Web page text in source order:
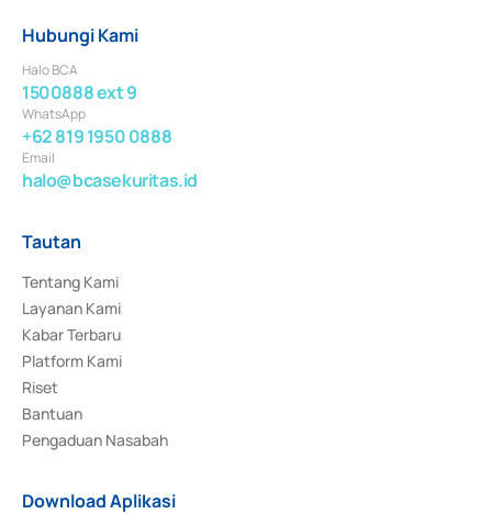
Hubungi Kami
Halo BCA
1500888 ext 9
WhatsApp
+62 819 1950 0888
Email
halo@bcasekuritas.id
Tautan
Tentang Kami
Layanan Kami
Kabar Terbaru
Platform Kami
Riset
Bantuan
Pengaduan Nasabah
Download Aplikasi